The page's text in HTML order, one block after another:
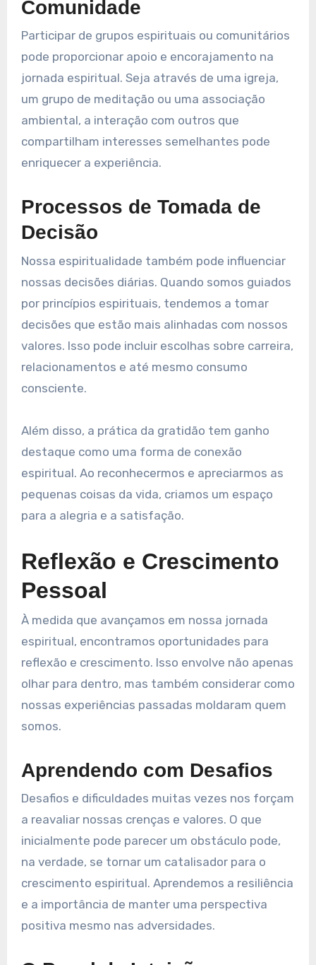
Comunidade
Participar de grupos espirituais ou comunitários
pode proporcionar apoio e encorajamento na
jornada espiritual. Seja através de uma igreja,
um grupo de meditação ou uma associação
ambiental, a interação com outros que
compartilham interesses semelhantes pode
enriquecer a experiência.
Processos de Tomada de
Decisão
Nossa espiritualidade também pode influenciar
nossas decisões diárias. Quando somos guiados
por princípios espirituais, tendemos a tomar
decisões que estão mais alinhadas com nossos
valores. Isso pode incluir escolhas sobre carreira,
relacionamentos e até mesmo consumo
consciente.
Além disso, a prática da gratidão tem ganho
destaque como uma forma de conexão
espiritual. Ao reconhecermos e apreciarmos as
pequenas coisas da vida, criamos um espaço
para a alegria e a satisfação.
Reflexão e Crescimento
Pessoal
À medida que avançamos em nossa jornada
espiritual, encontramos oportunidades para
reflexão e crescimento. Isso envolve não apenas
olhar para dentro, mas também considerar como
nossas experiências passadas moldaram quem
somos.
Aprendendo com Desafios
Desafios e dificuldades muitas vezes nos forçam
a reavaliar nossas crenças e valores. O que
inicialmente pode parecer um obstáculo pode,
na verdade, se tornar um catalisador para o
crescimento espiritual. Aprendemos a resiliência
e a importância de manter uma perspectiva
positiva mesmo nas adversidades.